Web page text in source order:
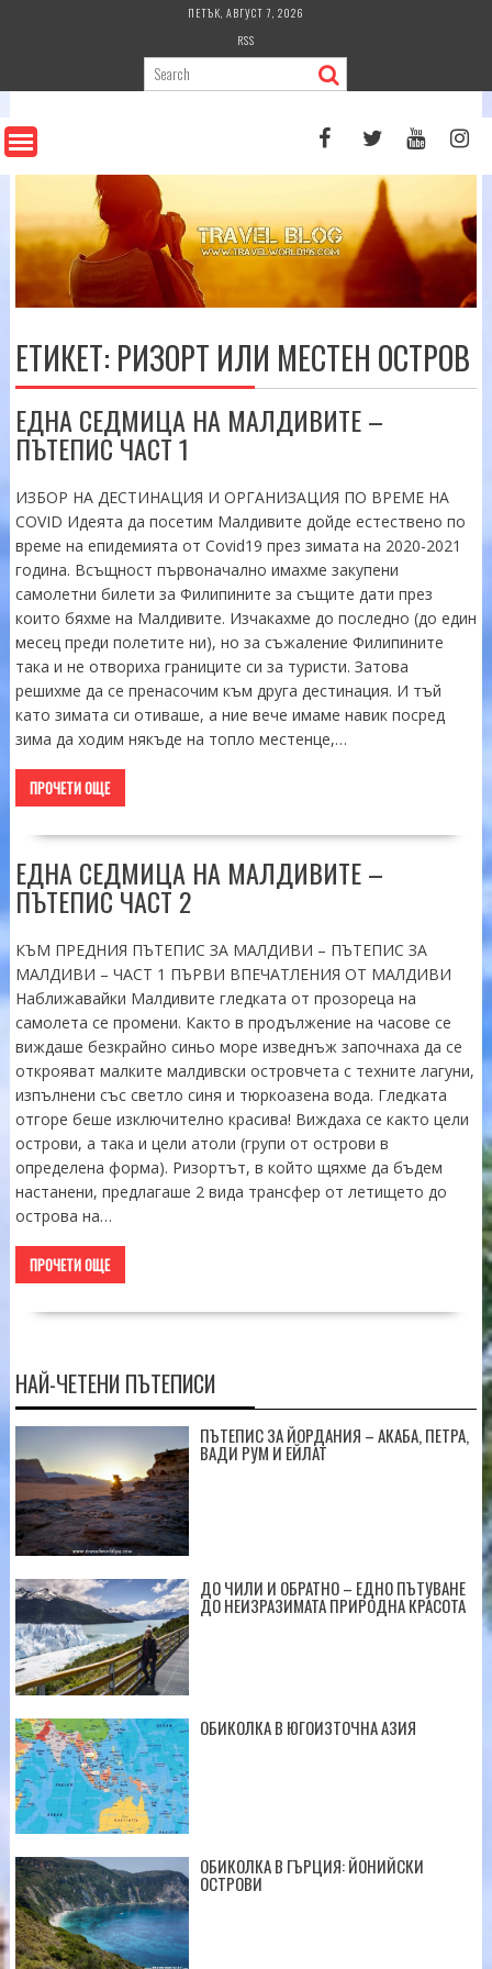
ПЕТЪК, АВГУСТ 7, 2026
RSS
ЕТИКЕТ: РИЗОРТ ИЛИ МЕСТЕН ОСТРОВ
ЕДНА СЕДМИЦА НА МАЛДИВИТЕ –
ПЪТЕПИС ЧАСТ 1
ИЗБОР НА ДЕСТИНАЦИЯ И ОРГАНИЗАЦИЯ ПО ВРЕМЕ НА
COVID Идеята да посетим Малдивите дойде естествено по
време на епидемията от Covid19 през зимата на 2020-2021
година. Всъщност първоначално имахме закупени
самолетни билети за Филипините за същите дати през
които бяхме на Малдивите. Изчакахме до последно (до един
месец преди полетите ни), но за съжаление Филипините
така и не отвориха границите си за туристи. Затова
решихме да се пренасочим към друга дестинация. И тъй
като зимата си отиваше, а ние вече имаме навик посред
зима да ходим някъде на топло местенце,…
ПРОЧЕТИ ОЩЕ
ЕДНА СЕДМИЦА НА МАЛДИВИТЕ –
ПЪТЕПИС ЧАСТ 2
КЪМ ПРЕДНИЯ ПЪТЕПИС ЗА МАЛДИВИ – ПЪТЕПИС ЗА
МАЛДИВИ – ЧАСТ 1 ПЪРВИ ВПЕЧАТЛЕНИЯ ОТ МАЛДИВИ
Наближавайки Малдивите гледката от прозореца на
самолета се промени. Както в продължение на часове се
виждаше безкрайно синьо море изведнъж започнаха да се
открояват малките малдивски островчета с техните лагуни,
изпълнени със светло синя и тюркоазена вода. Гледката
отгоре беше изключително красива! Виждаха се както цели
острови, а така и цели атоли (групи от острови в
определена форма). Ризортът, в който щяхме да бъдем
настанени, предлагаше 2 вида трансфер от летището до
острова на…
ПРОЧЕТИ ОЩЕ
НАЙ-ЧЕТЕНИ ПЪТЕПИСИ
ПЪТЕПИС ЗА ЙОРДАНИЯ – АКАБА, ПЕТРА,
ВАДИ РУМ И ЕЙЛАТ
ДО ЧИЛИ И ОБРАТНО – ЕДНО ПЪТУВАНЕ
ДО НЕИЗРАЗИМАТА ПРИРОДНА КРАСОТА
ОБИКОЛКА В ЮГОИЗТОЧНА АЗИЯ
ОБИКОЛКА В ГЪРЦИЯ: ЙОНИЙСКИ
ОСТРОВИ